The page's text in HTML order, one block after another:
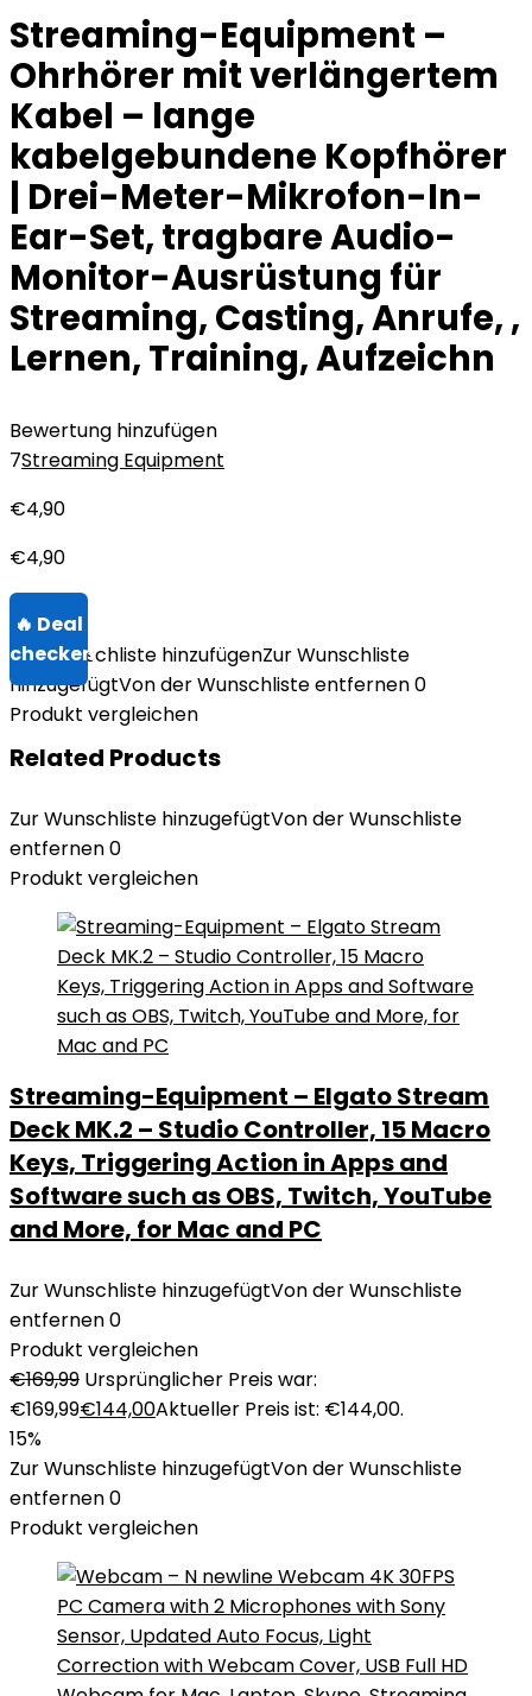
Streaming-Equipment –
Ohrhörer mit verlängertem
Kabel – lange
kabelgebundene Kopfhörer
| Drei-Meter-Mikrofon-In-
Ear-Set, tragbare Audio-
Monitor-Ausrüstung für
Streaming, Casting, Anrufe, ,
Lernen, Training, Aufzeichn
Bewertung hinzufügen
7Streaming Equipment
€4,90
€4,90
Zur Wunschliste hinzufügenZur Wunschliste
hinzugefügtVon der Wunschliste entfernen0
Produkt vergleichen
Related Products
Zur Wunschliste hinzugefügtVon der Wunschliste
entfernen0
Produkt vergleichen
Streaming-Equipment – Elgato Stream
Deck MK.2 – Studio Controller, 15 Macro
Keys, Triggering Action in Apps and
Software such as OBS, Twitch, YouTube
and More, for Mac and PC
Zur Wunschliste hinzugefügtVon der Wunschliste
entfernen0
Produkt vergleichen
€169,99 Ursprünglicher Preis war:
€169,99€144,00Aktueller Preis ist: €144,00.
15%
Zur Wunschliste hinzugefügtVon der Wunschliste
entfernen0
Produkt vergleichen